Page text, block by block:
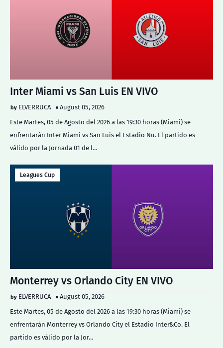
Inter Miami vs San Luis EN VIVO
ELVERRUCA
August 05, 2026
Este Martes, 05 de Agosto del 2026 a las 19:30 horas (Miami) se
enfrentarán Inter Miami vs San Luis el Estadio Nu. El partido es
válido por la Jornada 01 de l…
Leagues Cup
Monterrey vs Orlando City EN VIVO
ELVERRUCA
August 05, 2026
Este Martes, 05 de Agosto del 2026 a las 19:30 horas (Miami) se
enfrentarán Monterrey vs Orlando City el Estadio Inter&Co. El
partido es válido por la Jor…